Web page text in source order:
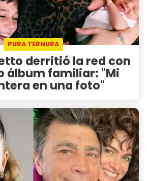
PURA TERNURA
derritió la red con
álbum familiar: "Mi
en una foto"